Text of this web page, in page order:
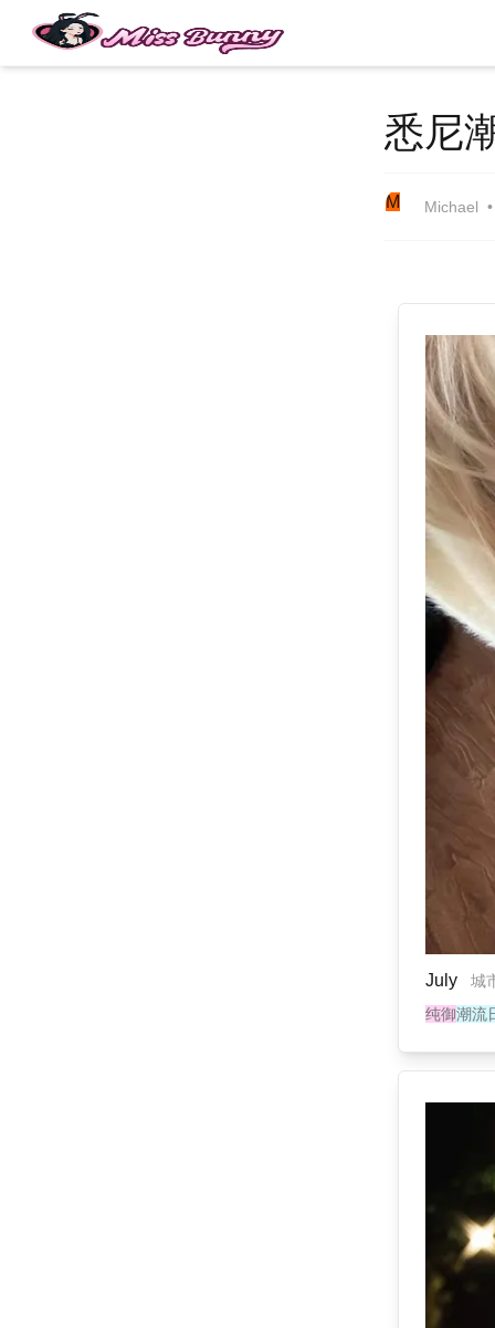
悉尼
M Michael
July
城
纯御潮流